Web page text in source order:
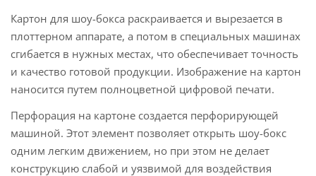
Картон для шоу-бокса раскраивается и вырезается в
плоттерном аппарате, а потом в специальных машинах
сгибается в нужных местах, что обеспечивает точность
и качество готовой продукции. Изображение на картон
наносится путем полноцветной цифровой печати.
Перфорация на картоне создается перфорирующей
машиной. Этот элемент позволяет открыть шоу-бокс
одним легким движением, но при этом не делает
конструкцию слабой и уязвимой для воздействия